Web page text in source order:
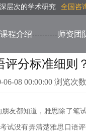
层次的学术研究 全国咨
课程介绍 师资团
评分标准细则
06-08 00:00:00 浏览次
友都知道，雅思除了笔
试没有弄清楚雅思口语